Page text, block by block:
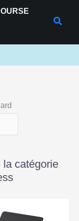
catégorie